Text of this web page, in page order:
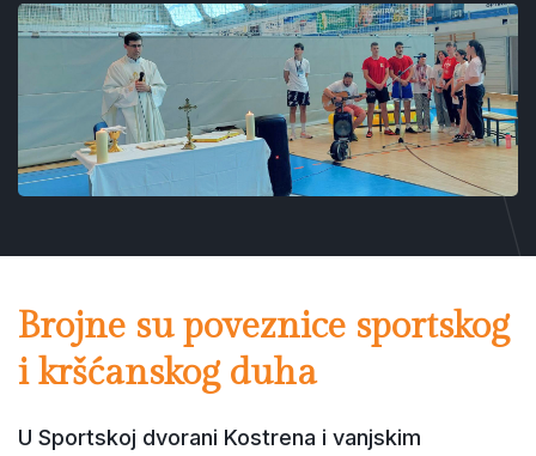
Brojne su poveznice sportskog
i kršćanskog duha
U Sportskoj dvorani Kostrena i vanjskim